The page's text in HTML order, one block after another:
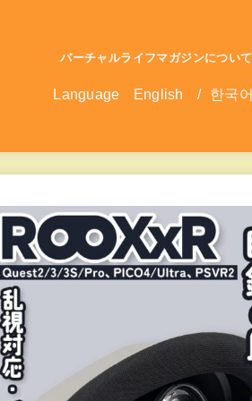
バーチャルライフマガジンについて
Language English / 한국어